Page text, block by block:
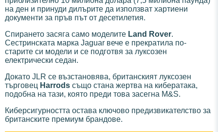
на ден и принуди дилърите да използват хартиени
документи за пръв път от десетилетия.
Спирането засяга само моделите Land Rover.
Сестринската марка Jaguar вече е прекратила по-
старите си модели и се подготвя за луксозен
електрически седан.
Докато JLR се възстановява, британският луксозен
търговец Harrods също стана жертва на кибератака,
подобна на тази, която преди това засегна M&S.
Киберсигурността остава ключово предизвикателство за
британските премиум брандове.